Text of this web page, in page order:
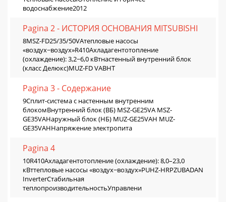
водоснабжение2012
Pagina 2 - ИСТОРИЯ ОСНОВАНИЯ MITSUBISHI
8MSZ-FD25/35/50VAтепловые насосы
«воздух−воздух»R410Aхладагентотопление
(охлаждение): 3,2−6,0 кВтнастенный внутренний блок
(класс Делюкс)MUZ-FD VABHТ
Pagina 3 - Содержание
9Сплит-система с настенным внутренним
блокомВнутренний блок (ВБ) MSZ-GE25VA MSZ-
GE35VAНаружный блок (НБ) MUZ-GE25VAH MUZ-
GE35VAHНапряжение электропита
Pagina 4
10R410Aхладагентотопление (охлаждение): 8,0–23,0
кВттепловые насосы «воздух−воздух»PUHZ-HRPZUBADAN
InverterСтабильная
теплопроизводительностьУправлени